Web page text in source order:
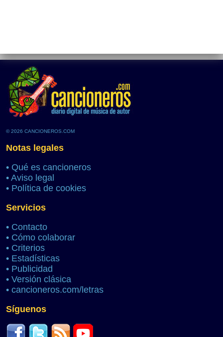
© 2026 CANCIONEROS.COM
Notas legales
• Qué es cancioneros
• Aviso legal
• Política de cookies
Servicios
• Contacto
• Cómo colaborar
• Criterios
• Estadísticas
• Publicidad
• Versión clásica
• cancioneros.com/letras
Síguenos